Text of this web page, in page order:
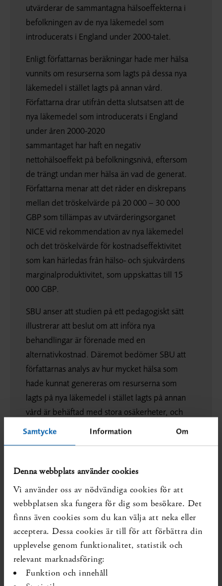
Samtycke Information Om
Denna webbplats använder cookies
Vi använder oss av nödvändiga cookies för att
webbplatsen ska fungera för dig som besökare. Det
finns även cookies som du kan välja att neka eller
acceptera. Dessa cookies är till för att förbättra din
upplevelse genom funktionalitet, statistik och
relevant marknadsföring:
Funktion och innehåll
utvärderar de sammantagna hälsoeffekterna i
befolkningen av de nya läkemedel som
introducerats i England under 2000-talet.
Enligt författarnas beräkningar hade mer hälsa
vunnits om resurserna som lagts på dessa nya
läkemedel i stället lagts på annan vård.
Författarna drar utifrån detta slutsatsen att de
nya läkemedel som introducerats i England
under åren 2000-2020
sammantaget har haft en negativ
nettohälsoeffekt på befolkningsnivå, eftersom
de trängt undan mer hälsa än vad de generat.
Författarna menar att det råder en diskrepans
mellan det tröskelvärde på 20 000 – 30 000
GBP som tillämpas av utvärderingsorganet
NICE vid rekommendation av nya läkemedel
och det tröskelvärde för kostnadseffektivitet
som kan härledas från hälso- och sjukvårdens
marginalproduktivitet, som uppskattas till 15
000 GBP.
SBU anser att studien på ett pedagogiskt sätt
illustrerar att beslut om att införa nya
behandlingar är förenade med en
alternativkostnad. Däremot bedömer SBU att
författarnas analys av hur mycket hälsa som
hade kunnat genereras om resurserna som
lagts på nya läkemedel i stället lagts på annan
vård är behäftad med stora osäkerheter, och
att författarna inte diskuterar dessa i tillräcklig
utsträckning.
svenska kontexten utifrån att den undersöker
ett centralt mål med hälso- och sjukvården (att
generera hälsa). Studien är också relevant
utifrån att det även i Sverige i många fall råder
en diskrepans mellan de kostnader perQALY
som accepteras av Tandvårds- och
läkemedelsförmånsverket (TLV) vid beslut om
subvention av nya läkemedel och den